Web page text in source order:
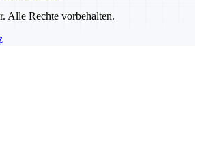
Alle Rechte vorbehalten.